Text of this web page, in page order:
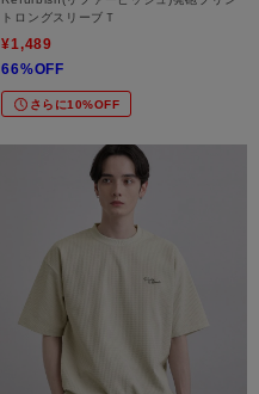
トロングスリーブＴ
¥1,489
66%OFF
さらに10%OFF